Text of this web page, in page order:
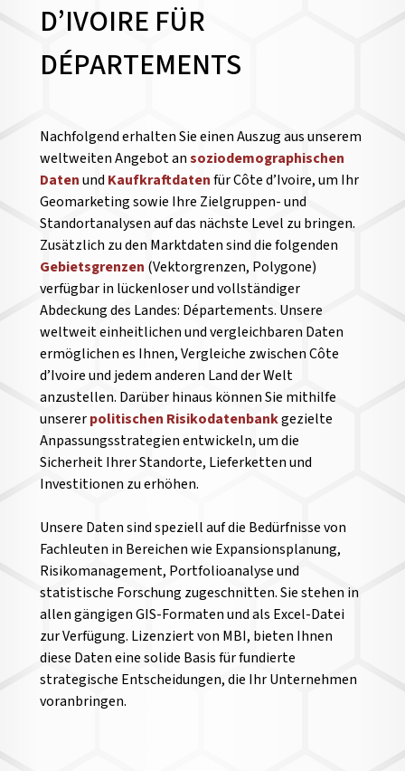
D’IVOIRE FÜR
DÉPARTEMENTS
Nachfolgend erhalten Sie einen Auszug aus unserem
weltweiten Angebot ansoziodemographischen
Datenund Kaufkraftdatenfür Côte d’Ivoire, um Ihr
Geomarketing sowie Ihre Zielgruppen- und
Standortanalysen auf das nächste Level zu bringen.
Zusätzlich zu den Marktdaten sind die folgenden
Gebietsgrenzen (Vektorgrenzen, Polygone)
verfügbar in lückenloser und vollständiger
Abdeckung des Landes: Départements. Unsere
weltweit einheitlichen und vergleichbaren Daten
ermöglichen es Ihnen, Vergleiche zwischen Côte
d’Ivoire und jedem anderen Land der Welt
anzustellen. Darüber hinaus können Sie mithilfe
unsererpolitischen Risikodatenbankgezielte
Anpassungsstrategien entwickeln, um die
Sicherheit Ihrer Standorte, Lieferketten und
Investitionen zu erhöhen.
Unsere Daten sind speziell auf die Bedürfnisse von
Fachleuten in Bereichen wie Expansionsplanung,
Risikomanagement, Portfolioanalyse und
statistische Forschung zugeschnitten. Sie stehen in
allen gängigen GIS-Formaten und als Excel-Datei
zur Verfügung. Lizenziert von MBI, bieten Ihnen
diese Daten eine solide Basis für fundierte
strategische Entscheidungen, die Ihr Unternehmen
voranbringen.